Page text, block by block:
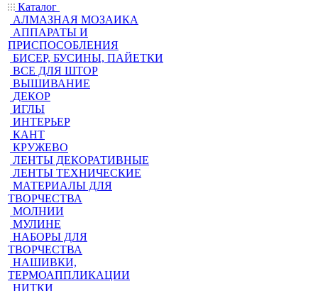
Каталог
АЛМАЗНАЯ МОЗАИКА
АППАРАТЫ И
ПРИСПОСОБЛЕНИЯ
БИСЕР, БУСИНЫ, ПАЙЕТКИ
ВСЕ ДЛЯ ШТОР
ВЫШИВАНИЕ
ДЕКОР
ИГЛЫ
ИНТЕРЬЕР
КАНТ
КРУЖЕВО
ЛЕНТЫ ДЕКОРАТИВНЫЕ
ЛЕНТЫ ТЕХНИЧЕСКИЕ
МАТЕРИАЛЫ ДЛЯ
ТВОРЧЕСТВА
МОЛНИИ
МУЛИНЕ
НАБОРЫ ДЛЯ
ТВОРЧЕСТВА
НАШИВКИ,
ТЕРМОАППЛИКАЦИИ
НИТКИ